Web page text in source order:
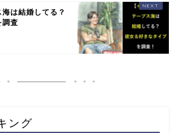
海は結婚してる？
調査
ング